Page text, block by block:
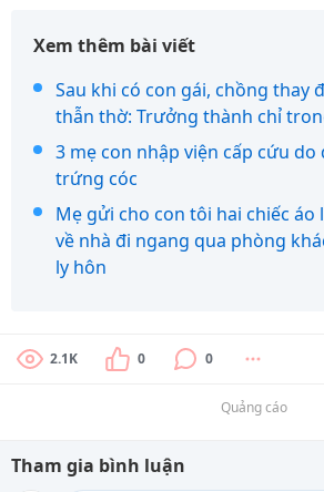
Xem thêm bài viết
Sau khi có con gái, chồng thay
thẫn thờ: Trưởng thành chỉ
3 mẹ con nhập viện cấp cứu do
trứng cóc
Mẹ gửi cho con tôi hai chiếc áo
về nhà đi ngang qua phòng
ly hôn
2.1K 0 0
Quảng cáo
Tham gia bình luận